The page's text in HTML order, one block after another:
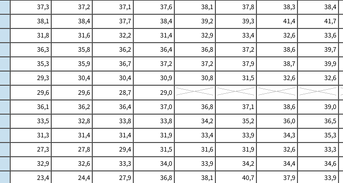
37,3 37,2 37,1 37,6 38,1 37,8 38,3
38,4
38,1 38,4 37,7 38,4 39,2 39,3 41,4
41,7
31,8 31,6 32,2 31,4 32,9 33,4 32,6
33,6
36,3 35,8 36,2 36,4 36,8 37,2 38,6
39,7
35,3 35,9 36,7 37,2 37,2 37,9 38,7
39,9
29,3 30,4 30,4 30,9 30,8 31,5 32,6
32,6
29,6 29,6 28,7
29,0
36,1 36,2 36,4 37,0 36,8 37,1 38,6
39,0
33,5 32,8 33,8 33,8 34,2 35,2 36,0
36,5
31,3 31,4 31,4 31,9 33,4 33,9 34,3
35,3
27,3 27,8 29,4 31,5 31,6 31,9 32,6
33,3
32,9 32,6 33,3 34,0 33,9 34,2 34,4
34,6
23,4 24,4 27,9 36,8 38,1 40,7 37,9 33,9